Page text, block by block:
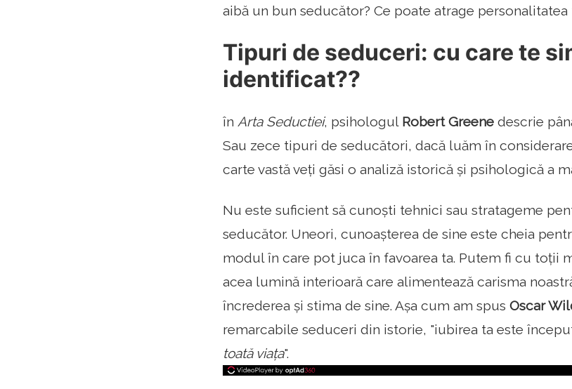
aibă un bun seducător? Ce poate atrage
Tipuri de seduceri: cu care te
identificat??
în Arta Seductiei, psihologul Robert Greene descrie
Sau zece tipuri de seducători, dacă luăm în
carte vastă veți găsi o analiză istorică și psihologică a
Nu este suficient să cunoști tehnici sau stratageme
seducător. Uneori, cunoașterea de sine este cheia
modul în care pot juca în favoarea ta. Putem fi cu toții
acea lumină interioară care alimentează carisma
încrederea și stima de sine. Așa cum am spus Oscar
remarcabile seduceri din istorie, "iubirea ta este
toată viața".